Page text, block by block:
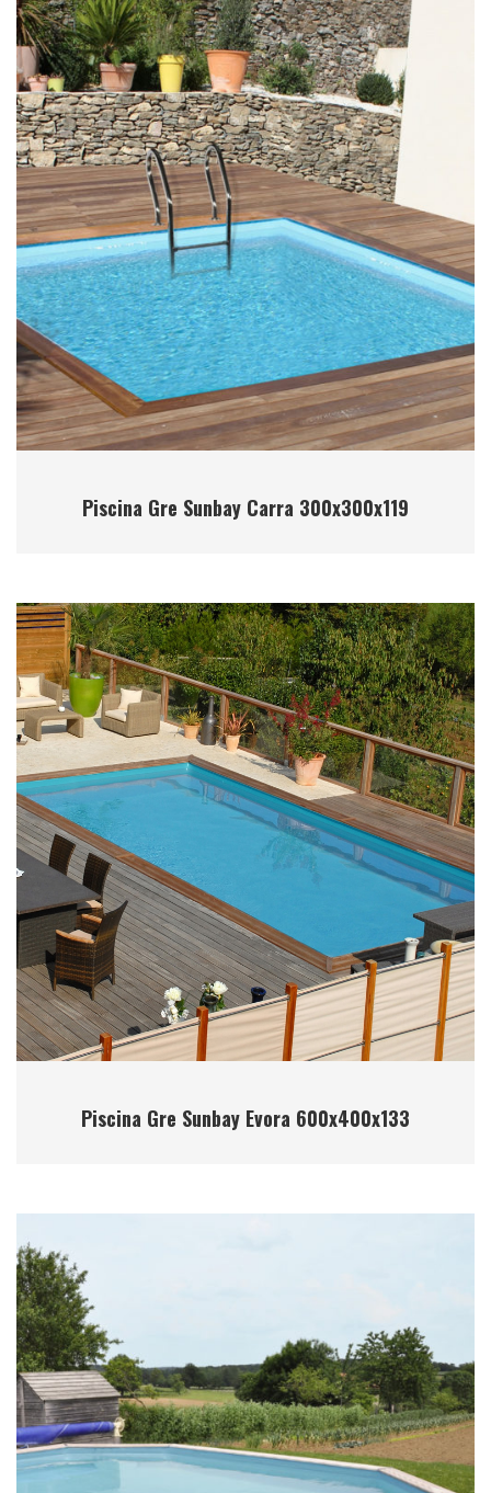
Piscina Gre Sunbay Carra 300x300x119
Piscina Gre Sunbay Evora 600x400x133